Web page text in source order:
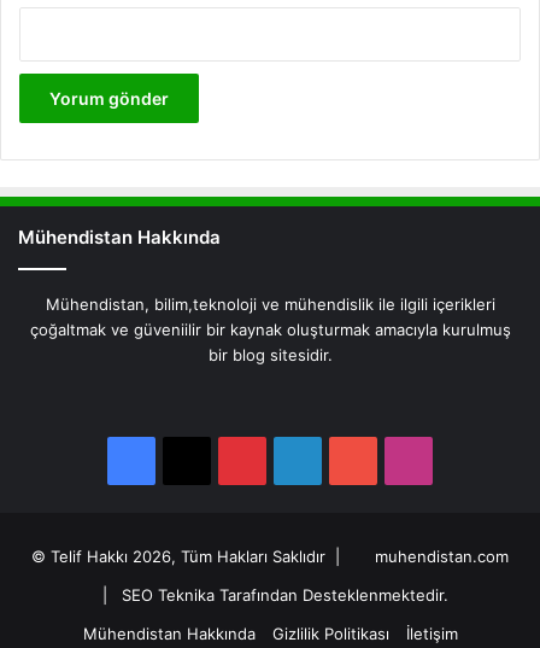
Mühendistan Hakkında
Mühendistan, bilim,teknoloji ve mühendislik ile ilgili içerikleri
çoğaltmak ve güveniilir bir kaynak oluşturmak amacıyla kurulmuş
bir blog sitesidir.
© Telif Hakkı 2026, Tüm Hakları Saklıdır |
muhendistan.com
SEO Teknika Tarafından Desteklenmektedir.
Mühendistan Hakkında
Gizlilik Politikası İletişim